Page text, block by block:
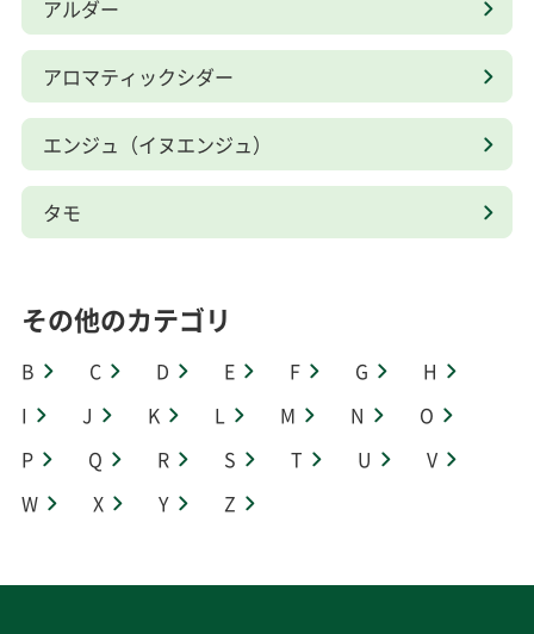
アルダー
アロマティックシダー
エンジュ（イヌエンジュ）
タモ
その他のカテゴリ
B C D E F G
H
I
J K L M N
O
P
Q R S T U
V
W
X Y Z